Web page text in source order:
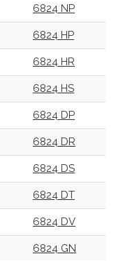
6824 NP
6824 HP
6824 HR
6824 HS
6824 DP
6824 DR
6824 DS
6824 DT
6824 DV
6824 GN